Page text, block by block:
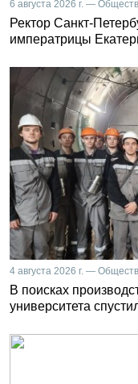
6 августа 2026 г. —
Ректор Санкт-
императрицы
4 августа 2026 г. —
В поисках
университета